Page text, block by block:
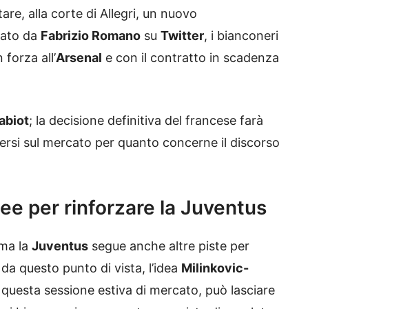
alla corte di Allegri, un nuovo
da Fabrizio Romano su Twitter, i bianconeri
forza all’Arsenal e con il contratto in scadenza
; la decisione definitiva del francese farà
sul mercato per quanto concerne il discorso
per rinforzare la Juventus
la Juventus segue anche altre piste per
questo punto di vista, l’idea Milinkovic-
sessione estiva di mercato, può lasciare